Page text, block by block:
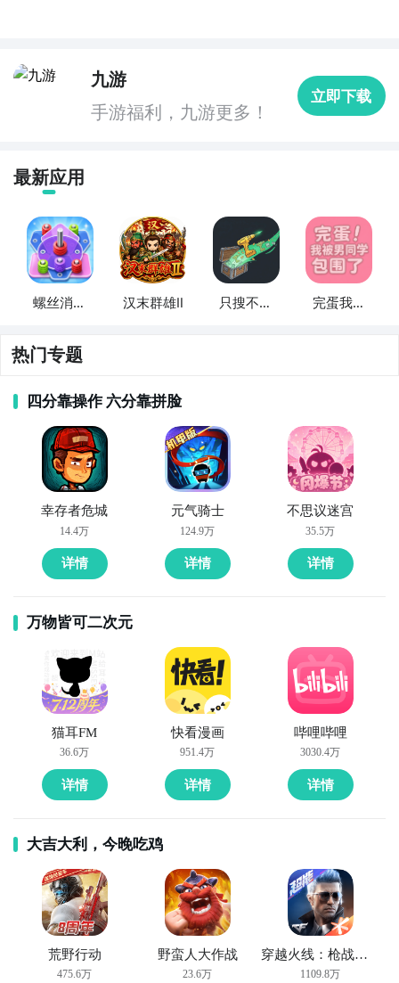
九游
手游福利，九游更多！
立即下载
最新应用
螺丝消消
汉末群雄Ⅱ
只搜不打
完蛋我被
热门专题
四分靠操作 六分靠拼脸
幸存者危城
14.4万
详情
元气骑士
124.9万
详情
不思议迷宫
35.5万
详情
万物皆可二次元
猫耳FM
36.6万
详情
快看漫画
951.4万
详情
哔哩哔哩
3030.4万
详情
大吉大利，今晚吃鸡
荒野行动
475.6万
野蛮人大作战
23.6万
穿越火线：枪战王者
1109.8万